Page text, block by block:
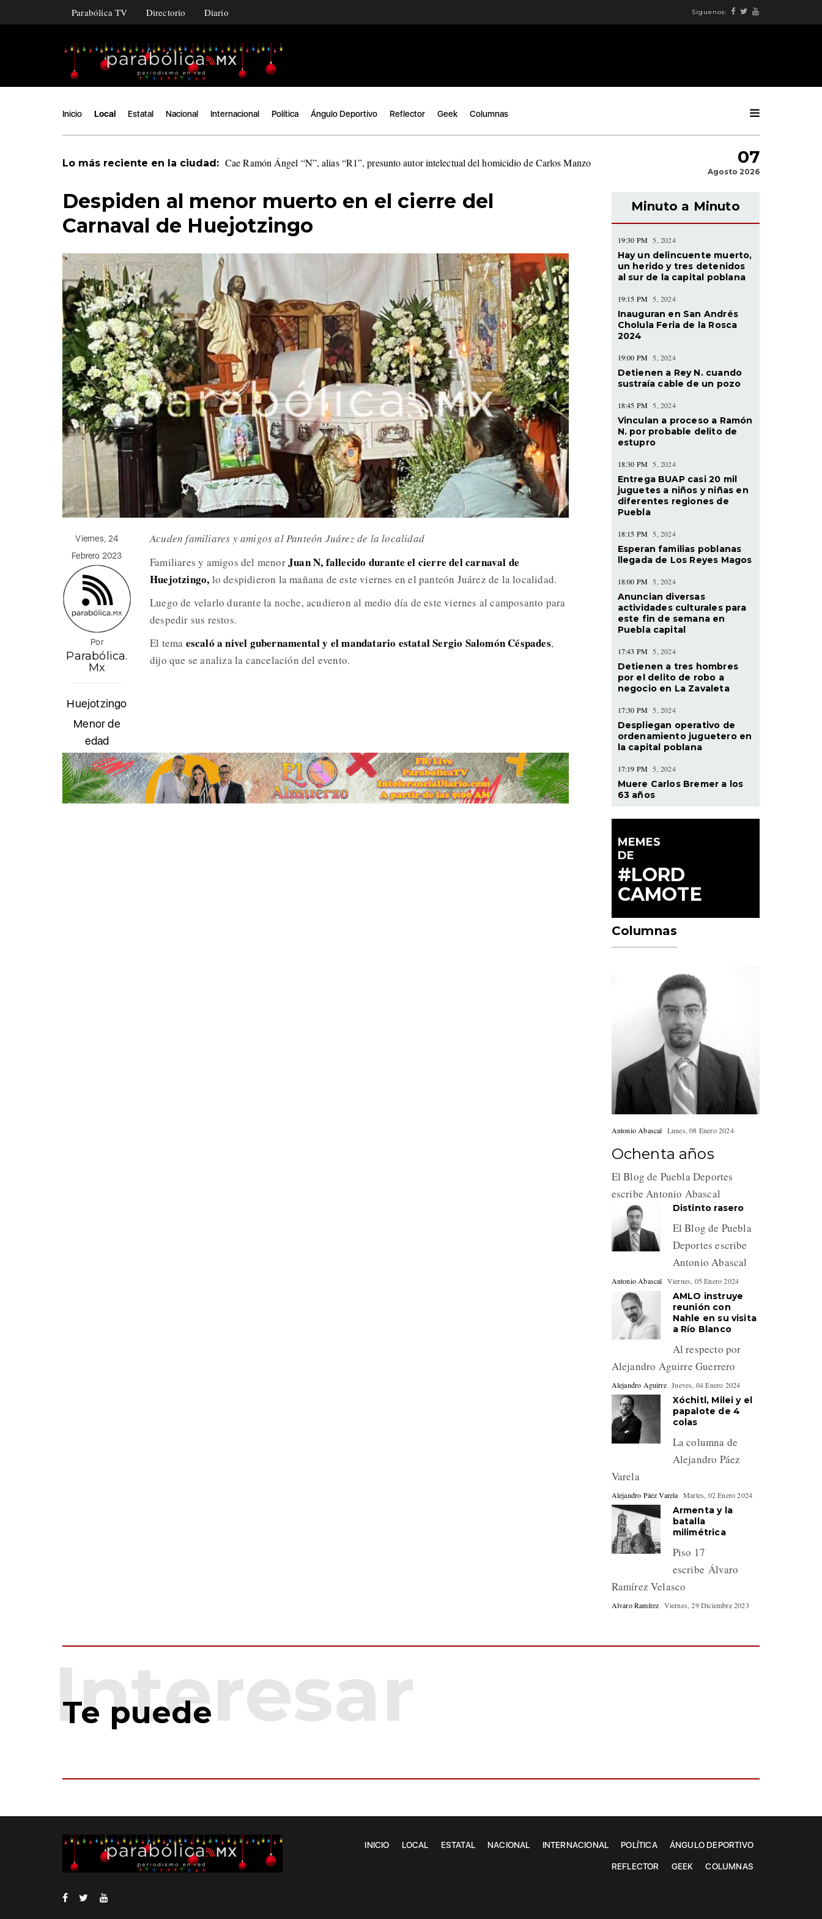
Parabólica TV Directorio Diario Síguenos:
Inicio Local Estatal Nacional Internacional Política Ángulo Deportivo Reflector Geek Columnas
Lo más reciente en la ciudad: Cae Ramón Ángel “N”, alias “R1”, presunto autor intelectual del homicidio de Carlos Manzo 07
Agosto 2026
Despiden al menor muerto en el cierre del
Carnaval de Huejotzingo
Viernes, 24
Febrero 2023
Por
Parabólica.
Mx
Huejotzingo
Menor de
edad
Acuden familiares y amigos al Panteón Juárez de la localidad
Familiares y amigos del menorJuan N, fallecido durante el cierre del carnaval de
Huejotzingo, lo despidieron la mañana de este viernes en el panteón Juárez de la localidad.
Luego de velarlo durante la noche, acudieron al medio día de este viernes al camposanto para
despedir sus restos.
El tema escaló a nivel gubernamental y el mandatario estatal Sergio Salomón Céspades,
dijo que se analiza la cancelación del evento.
Minuto a Minuto
19:30 PM 5, 2024
Hay un delincuente muerto,
un herido y tres detenidos
al sur de la capital poblana
19:15 PM 5, 2024
Inauguran en San Andrés
Cholula Feria de la Rosca
2024
19:00 PM 5, 2024
Detienen a Rey N. cuando
sustraía cable de un pozo
18:45 PM 5, 2024
Vinculan a proceso a Ramón
N. por probable delito de
estupro
18:30 PM 5, 2024
Entrega BUAP casi 20 mil
juguetes a niños y niñas en
diferentes regiones de
Puebla
18:15 PM 5, 2024
Esperan familias poblanas
llegada de Los Reyes Magos
18:00 PM 5, 2024
Anuncian diversas
actividades culturales para
este fin de semana en
Puebla capital
17:43 PM 5, 2024
Detienen a tres hombres
por el delito de robo a
negocio en La Zavaleta
17:30 PM 5, 2024
Despliegan operativo de
ordenamiento juguetero en
la capital poblana
17:19 PM 5, 2024
Muere Carlos Bremer a los
63 años
MEMES
DE
#LORD
CAMOTE
Columnas
Antonio Abascal Lunes, 08 Enero 2024
Ochenta años
El Blog de Puebla Deportes
escribe Antonio Abascal
Distinto rasero
El Blog de Puebla
Deportes escribe
Antonio Abascal
Antonio Abascal Viernes, 05 Enero 2024
AMLO instruye
reunión con
Nahle en su visita
a Río Blanco
Al respecto por
Alejandro Aguirre Guerrero
Alejandro Aguirre Jueves, 04 Enero 2024
Xóchitl, Milei y el
papalote de 4
colas
La columna de
Alejandro Páez
Varela
Alejandro Páez Varela Martes, 02 Enero 2024
Armenta y la
batalla
milimétrica
Piso 17
escribe Álvaro
Ramírez Velasco
Alvaro Ramírez Viernes, 29 Diciembre 2023
Te puede
INICIO LOCAL ESTATAL NACIONAL INTERNACIONAL POLÍTICA ÁNGULO DEPORTIVO
REFLECTOR GEEK COLUMNAS